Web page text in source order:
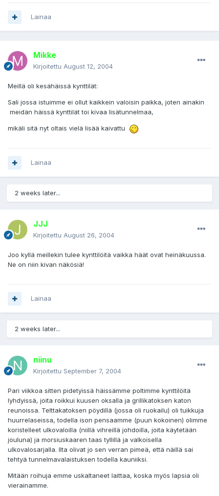
Lainaa
Mikke
Kirjoitettu August 12, 2004
Meillä oli kesähäissä kynttilät:
Sali jossa istuimme ei ollut kaikkein valoisin paikka, joten ainakin
meidän häissä kynttilät toi kivaa lisätunnelmaa,
mikäli sitä nyt oltais vielä lisää kaivattu
Lainaa
2 weeks later...
JJJ
Kirjoitettu August 26, 2004
Joo kyllä meillekin tulee kynttilöitä vaikka häät ovat heinäkuussa.
Ne on niin kivan näkösiä!
Lainaa
2 weeks later...
niinu
Kirjoitettu September 7, 2004
Pari viikkoa sitten pidetyissä häissämme poltimme kynttilöitä
lyhdyissä, joita roikkui kuusen oksalla ja grillikatoksen katon
reunoissa. Telttakatoksen pöydillä (jossa oli ruokailu) oli tuikkuja
huurrelaseissa, todella ison pensaamme (puun kokoinen) olimme
koristelleet ulkovaloilla (niillä vihreillä johdoilla, joita käytetään
jouluna) ja morsiuskaaren taas tyllillä ja valkoisella
ulkovalosarjalla. Ilta olivat jo sen verran pimeä, että näillä sai
tehtyä tunnelmavalaistuksen todella kauniiksi.
Mitään roihuja emme uskaltaneet laittaa, koska myös lapsia oli
vierainamme.